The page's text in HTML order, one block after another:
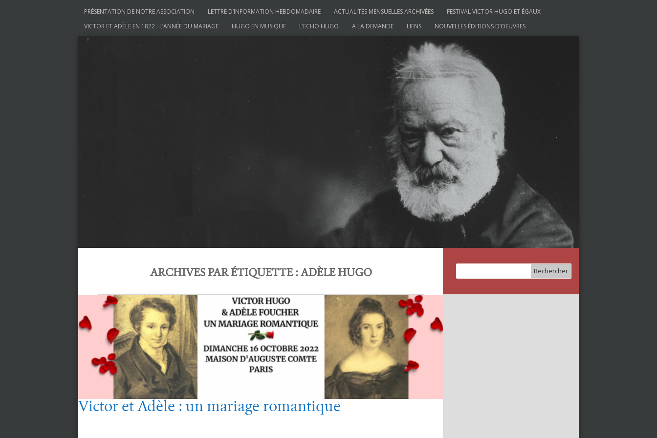
Aller au contenu
PRÉSENTATION DE NOTRE ASSOCIATION LETTRE D’INFORMATION HEBDOMADAIRE ACTUALITÉS MENSUELLES ARCHIVÉES
FESTIVAL VICTOR HUGO ET ÉGAUX
VICTOR ET ADÈLE EN 1822 : L’ANNÉE DU MARIAGE
HUGO EN MUSIQUE L’ECHO HUGO A LA DEMANDE LIENS NOUVELLES ÉDITIONS D’OEUVRES
ARCHIVES PAR ÉTIQUETTE :ADÈLE HUGO
Victor et Adèle : un mariage romantique